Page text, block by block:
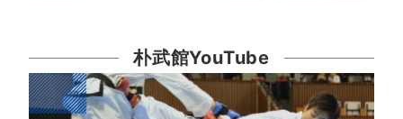
朴武館YouTube